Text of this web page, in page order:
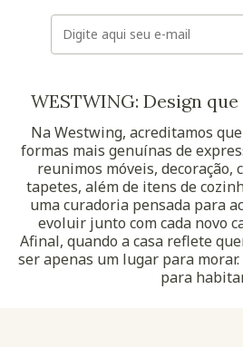
E-mail
WESTWING: Design
Na Westwing, acreditamos
formas mais genuínas de
reunimos móveis, decoração,
tapetes, além de itens de
uma curadoria pensada para
evoluir junto com cada novo
Afinal, quando a casa reflete
ser apenas um lugar para
para